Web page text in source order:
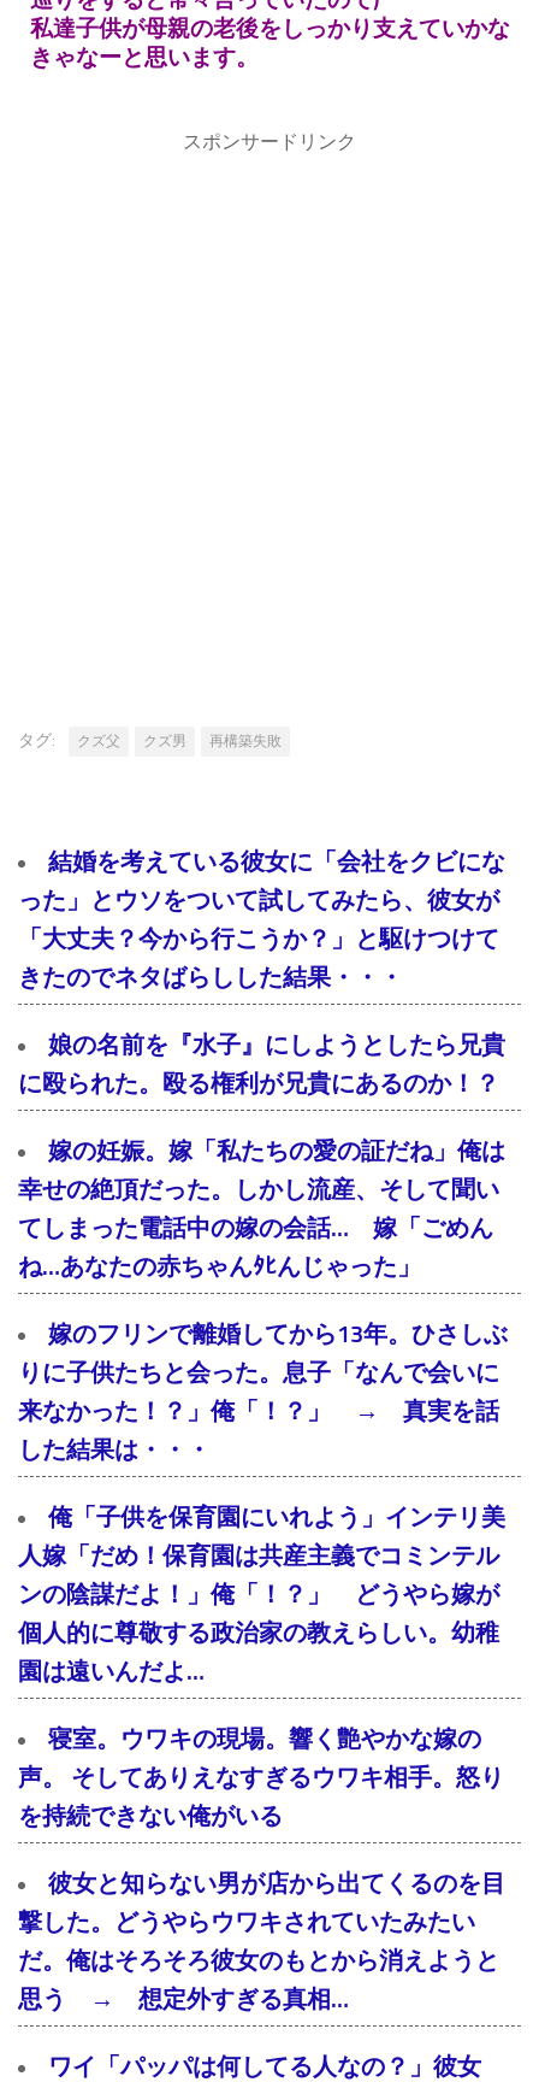
私達子供が母親の老後をしっかり支えていかな
きゃなーと思います。
スポンサードリンク
タグ: クズ父 クズ男 再構築失敗
結婚を考えている彼女に「会社をクビにな
った」とウソをついて試してみたら、彼女が
「大丈夫？今から行こうか？」と駆けつけて
きたのでネタばらしした結果・・・
娘の名前を『水子』にしようとしたら兄貴
に殴られた。殴る権利が兄貴にあるのか！？
嫁の妊娠。嫁「私たちの愛の証だね」俺は
幸せの絶頂だった。しかし流産、そして聞い
てしまった電話中の嫁の会話… 嫁「ごめん
ね…あなたの赤ちゃんﾀﾋんじゃった」
嫁のフリンで離婚してから13年。ひさしぶ
りに子供たちと会った。息子「なんで会いに
来なかった！？」俺「！？」 → 真実を話
した結果は・・・
俺「子供を保育園にいれよう」インテリ美
人嫁「だめ！保育園は共産主義でコミンテル
ンの陰謀だよ！」俺「！？」 どうやら嫁が
個人的に尊敬する政治家の教えらしい。幼稚
園は遠いんだよ…
寝室。ウワキの現場。響く艶やかな嫁の
声。 そしてありえなすぎるウワキ相手。怒り
を持続できない俺がいる
彼女と知らない男が店から出てくるのを目
撃した。どうやらウワキされていたみたい
だ。俺はそろそろ彼女のもとから消えようと
思う → 想定外すぎる真相…
ワイ「パッパは何してる人なの？」彼女